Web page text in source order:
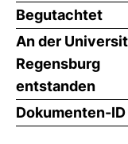
Begutachtet
An der
Regensburg
entstanden
Dokumenten-ID